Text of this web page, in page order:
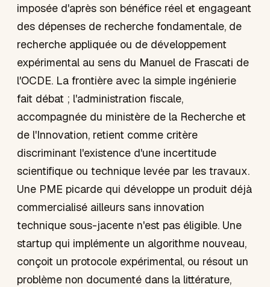
imposée d'après son bénéfice réel et engageant
des dépenses de recherche fondamentale, de
recherche appliquée ou de développement
expérimental au sens du Manuel de Frascati de
l'OCDE. La frontière avec la simple ingénierie
fait débat ; l'administration fiscale,
accompagnée du ministère de la Recherche et
de l'Innovation, retient comme critère
discriminant l'existence d'une incertitude
scientifique ou technique levée par les travaux.
Une PME picarde qui développe un produit déjà
commercialisé ailleurs sans innovation
technique sous-jacente n'est pas éligible. Une
startup qui implémente un algorithme nouveau,
conçoit un protocole expérimental, ou résout un
problème non documenté dans la littérature,